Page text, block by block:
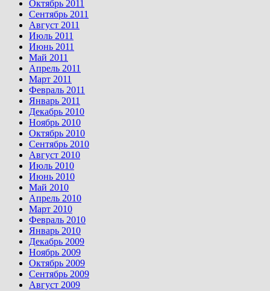
Октябрь 2011
Сентябрь 2011
Август 2011
Июль 2011
Июнь 2011
Май 2011
Апрель 2011
Март 2011
Февраль 2011
Январь 2011
Декабрь 2010
Ноябрь 2010
Октябрь 2010
Сентябрь 2010
Август 2010
Июль 2010
Июнь 2010
Май 2010
Апрель 2010
Март 2010
Февраль 2010
Январь 2010
Декабрь 2009
Ноябрь 2009
Октябрь 2009
Сентябрь 2009
Август 2009